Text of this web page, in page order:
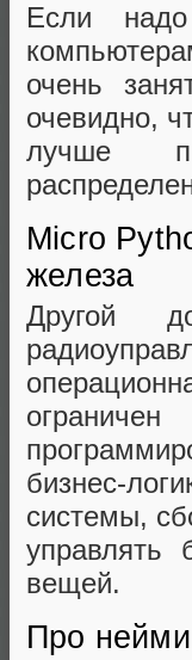
Если
очень
очевидно,
лучше
Micro
железа
Другой
бизнес-
системы,
управлять
вещей.
Про